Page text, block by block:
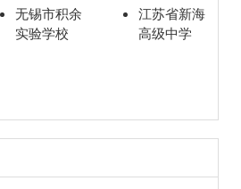
无锡市积余
实验学校
江苏省新海
高级中学